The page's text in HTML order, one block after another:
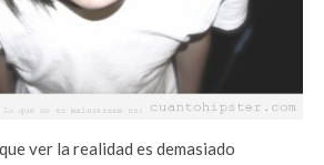
ver la realidad es demasiado